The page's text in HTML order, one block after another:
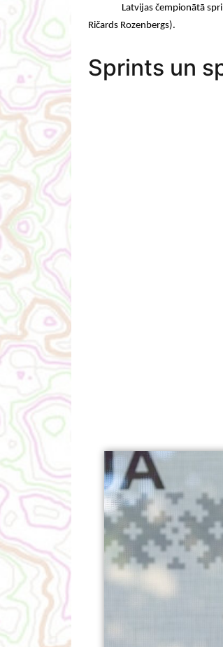
Latvijas čempionātā
Ričards Rozenbergs).
Sprints un